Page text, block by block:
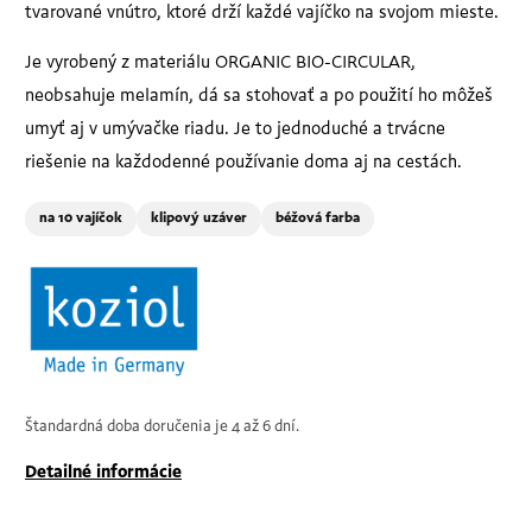
tvarované vnútro, ktoré drží každé vajíčko na svojom mieste.
Je vyrobený z materiálu ORGANIC BIO-CIRCULAR,
neobsahuje melamín, dá sa stohovať a po použití ho môžeš
umyť aj v umývačke riadu. Je to jednoduché a trvácne
riešenie na každodenné používanie doma aj na cestách.
na 10 vajíčok klipový uzáver béžová farba
Štandardná doba doručenia je 4 až 6 dní.
Detailné informácie